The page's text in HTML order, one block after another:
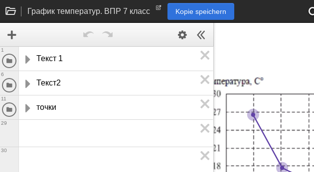
График температур. ВПР 7 класс Kopie speichern
Текст 1
1
Текст2
6
точки
11
29
30